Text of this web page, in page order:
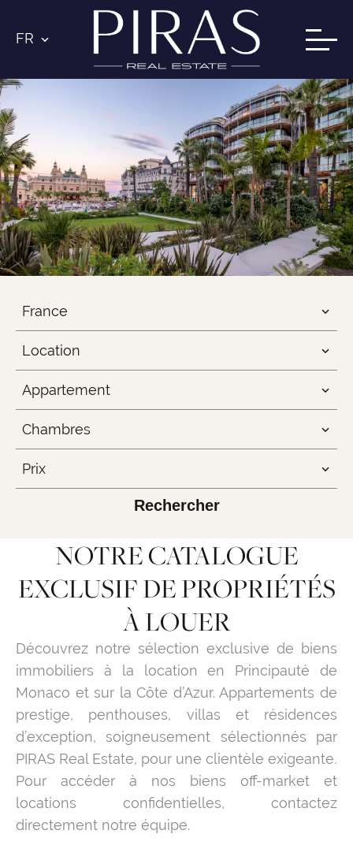
FR
France
Location
Appartement
Chambres
Prix
Rechercher
NOTRE CATALOGUE
EXCLUSIF DE PROPRIÉTÉS
À LOUER
Découvrez notre sélection exclusive de biens
immobiliers à la location en Principauté de
Monaco et sur la Côte d’Azur. Appartements de
prestige, penthouses, villas et résidences
d’exception, soigneusement sélectionnés par
PIRAS Real Estate, pour une clientèle exigeante.
Pour accéder à nos biens off-market et
locations confidentielles, contactez
directement notre équipe.